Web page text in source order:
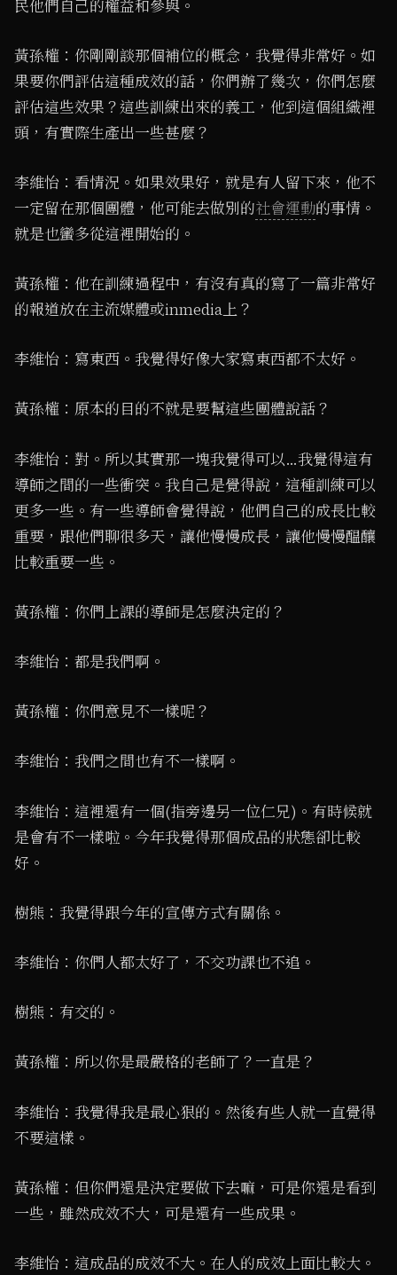
民他們自己的權益和參與。
黃孫權：你剛剛談那個補位的概念，我覺得非常好。如
果要你們評估這種成效的話，你們辦了幾次，你們怎麼
評估這些效果？這些訓練出來的義工，他到這個組織裡
頭，有實際生產出一些甚麼？
李維怡：看情況。如果效果好，就是有人留下來，他不
一定留在那個團體，他可能去做別的社會運動的事情。
就是也蠻多從這裡開始的。
黃孫權：他在訓練過程中，有沒有真的寫了一篇非常好
的報道放在主流媒體或inmedia上？
李維怡：寫東西。我覺得好像大家寫東西都不太好。
黃孫權：原本的目的不就是要幫這些團體說話？
李維怡：對。所以其實那一塊我覺得可以…我覺得這有
導師之間的一些衝突。我自己是覺得說，這種訓練可以
更多一些。有一些導師會覺得說，他們自己的成長比較
重要，跟他們聊很多天，讓他慢慢成長，讓他慢慢醖釀
比較重要一些。
黃孫權：你們上課的導師是怎麼決定的？
李維怡：都是我們啊。
黃孫權：你們意見不一樣呢？
李維怡：我們之間也有不一樣啊。
李維怡：這裡還有一個(指旁邊另一位仁兄)。有時候就
是會有不一樣啦。今年我覺得那個成品的狀態卻比較
好。
樹熊：我覺得跟今年的宣傳方式有關係。
李維怡：你們人都太好了，不交功課也不追。
樹熊：有交的。
黃孫權：所以你是最嚴格的老師了？一直是？
李維怡：我覺得我是最心狠的。然後有些人就一直覺得
不要這樣。
黃孫權：但你們還是決定要做下去嘛，可是你還是看到
一些，雖然成效不大，可是還有一些成果。
李維怡：這成品的成效不大。在人的成效上面比較大。